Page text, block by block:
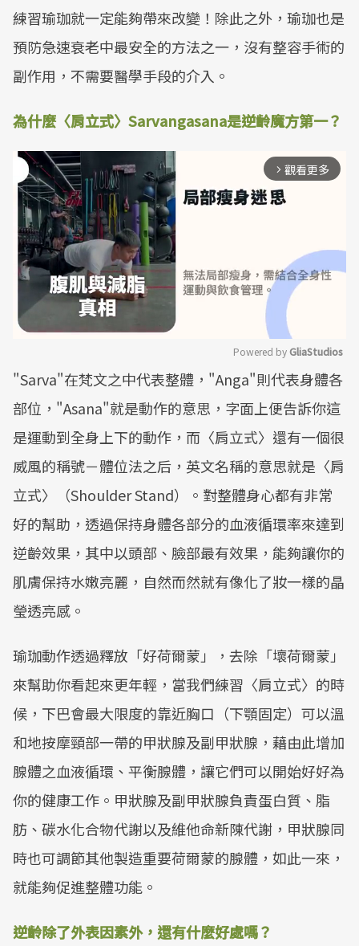
練習瑜珈就一定能夠帶來改變！除此之外，瑜珈也是
預防急速衰老中最安全的方法之一，沒有整容手術的
副作用，不需要醫學手段的介入。
為什麼〈肩立式〉Sarvangasana是逆齡魔方第一？
arrow_forward_ios 觀看更多
Mute
Powered by GliaStudios
"Sarva"在梵文之中代表整體，"Anga"則代表身體各
部位，"Asana"就是動作的意思，字面上便告訴你這
是運動到全身上下的動作，而〈肩立式〉還有一個很
威風的稱號－體位法之后，英文名稱的意思就是〈肩
立式〉（Shoulder Stand）。對整體身心都有非常
好的幫助，透過保持身體各部分的血液循環率來達到
逆齡效果，其中以頭部、臉部最有效果，能夠讓你的
肌膚保持水嫩亮麗，自然而然就有像化了妝一樣的晶
瑩透亮感。
瑜珈動作透過釋放「好荷爾蒙」，去除「壞荷爾蒙」
來幫助你看起來更年輕，當我們練習〈肩立式〉的時
候，下巴會最大限度的靠近胸口（下顎固定）可以溫
和地按摩頸部一帶的甲狀腺及副甲狀腺，藉由此增加
腺體之血液循環、平衡腺體，讓它們可以開始好好為
你的健康工作。甲狀腺及副甲狀腺負責蛋白質、脂
肪、碳水化合物代謝以及維他命新陳代謝，甲狀腺同
時也可調節其他製造重要荷爾蒙的腺體，如此一來，
就能夠促進整體功能。
逆齡除了外表因素外，還有什麼好處嗎？